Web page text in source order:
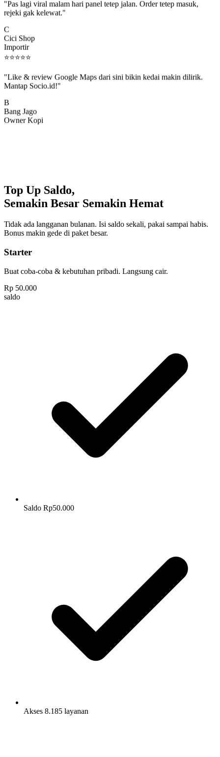
rejeki gak kelewat."
Cici Shop
Importir
⭐⭐⭐⭐⭐
Mantap Socio.id!"
Bang Jago
Owner Kopi
Top Up Saldo,
Semakin Besar Semakin Hemat
Tidak ada langganan bulanan. Isi saldo sekali, pakai sampai habis.
Bonus makin gede di paket besar.
Starter
Buat coba-coba & kebutuhan pribadi. Langsung cair.
Rp 50.000
saldo
Saldo Rp50.000
Akses 8.185 layanan